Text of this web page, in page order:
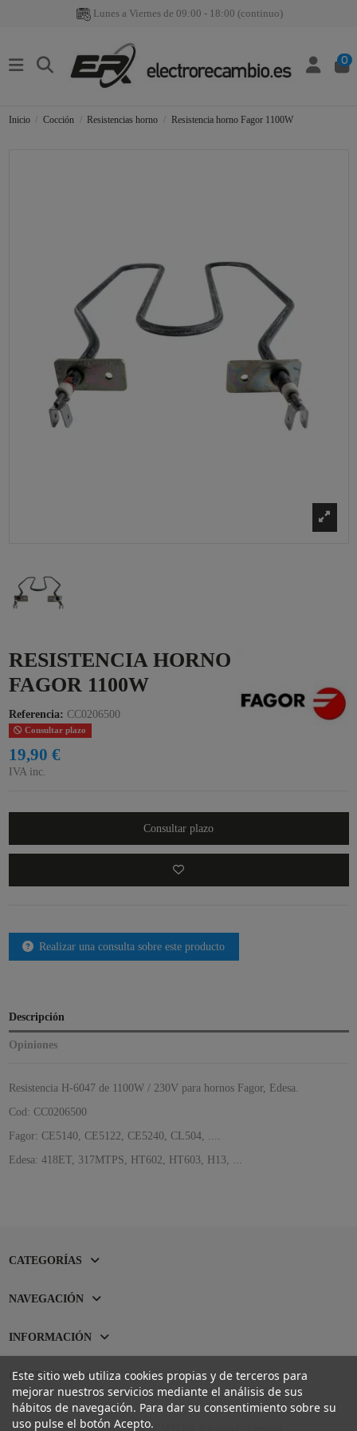
Lunes a Viernes de 09:00 - 18:00 (continuo)
0
Inicio Cocción Resistencias horno Resistencia horno Fagor 1100W
RESISTENCIA HORNO
FAGOR 1100W
Referencia: CC0206500
Consultar plazo
19,90 €
IVA inc.
Consultar plazo
Realizar una consulta sobre este producto
Descripción
Opiniones
Resistencia H-6047 de 1100W / 230V para hornos Fagor, Edesa.
Cod: CC0206500
Fagor: CE5140, CE5122, CE5240, CL504, ....
Edesa: 418ET, 317MTPS, HT602, HT603, H13, ...
CATEGORÍAS
NAVEGACIÓN
INFORMACIÓN
CONTACTO
Este sitio web utiliza cookies propias y de terceros para
mejorar nuestros servicios mediante el análisis de sus
hábitos de navegación. Para dar su consentimiento sobre su
uso pulse el botón Acepto.
Sitio protegido por reCAPTCHA.